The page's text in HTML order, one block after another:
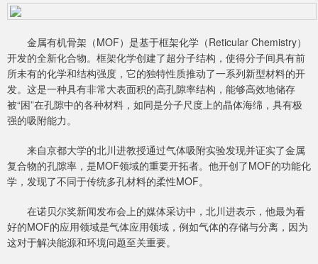
金属有机骨架（MOF）是基于框架化学（Reticular Chemistry）
开发的全新化合物。框架化学创建了超分子结构，使得分子间具有前
所未有的化学和结构强度，它的独特性质推动了一系列新型材料的开
发。这是一种具有非常大表面积的高孔隙率结构，能够高效地储存
被“困”在孔隙中的各种材料，如同是分子尺度上的晶体海绵，具有极
强的吸附能力。
来自京都大学的北川进教授通过气体吸附实验发现并证实了金属
复合物的孔隙率，是MOF领域的重要开拓者。他开创了MOF的功能化
学，发现了不同于传统多孔材料的柔性MOF。
在诺贝尔奖新闻发布会上的媒体采访中，北川进表示，他最为看
好的MOF的应用领域是气体应用领域，例如气体的存储与分离，因为
这对于解决能源和环境问题至关重要。